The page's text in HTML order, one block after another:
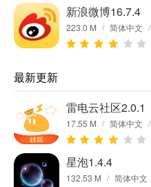
新浪微博16.7.4
223.0 M / 简体中文 /
最新更新
雷电云社区2.0.1
17.55 M / 简体中文 /
星泡1.4.4
132.53 M / 简体中文